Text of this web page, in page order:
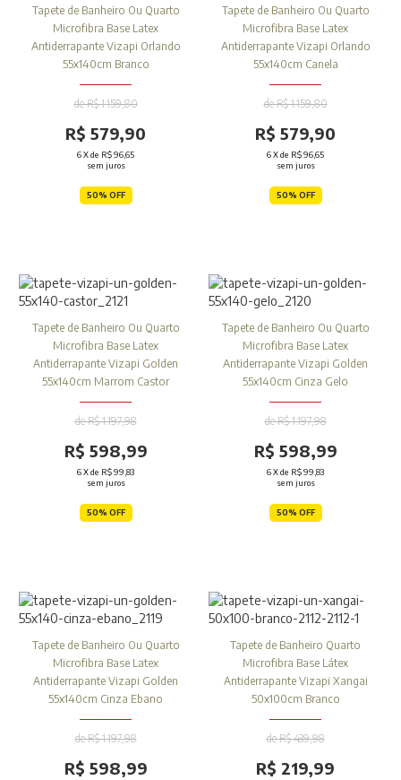
Tapete de Banheiro Ou Quarto
Microfibra Base Latex
Antiderrapante Vizapi Orlando
55x140cm Branco
de R$ 1.159,80
R$ 579,90
6X de R$ 96,65
sem juros
50% OFF
Tapete de Banheiro Ou Quarto
Microfibra Base Latex
Antiderrapante Vizapi Orlando
55x140cm Canela
de R$ 1.159,80
R$ 579,90
6X de R$ 96,65
sem juros
50% OFF
Tapete de Banheiro Ou Quarto
Microfibra Base Latex
Antiderrapante Vizapi Golden
55x140cm Marrom Castor
de R$ 1.197,98
R$ 598,99
6X de R$ 99,83
sem juros
50% OFF
Tapete de Banheiro Ou Quarto
Microfibra Base Latex
Antiderrapante Vizapi Golden
55x140cm Cinza Gelo
de R$ 1.197,98
R$ 598,99
6X de R$ 99,83
sem juros
50% OFF
Tapete de Banheiro Ou Quarto
Microfibra Base Latex
Antiderrapante Vizapi Golden
55x140cm Cinza Ebano
de R$ 1.197,98
R$ 598,99
Tapete de Banheiro Quarto
Microfibra Base Látex
Antiderrapante Vizapi Xangai
50x100cm Branco
de R$ 439,98
R$ 219,99